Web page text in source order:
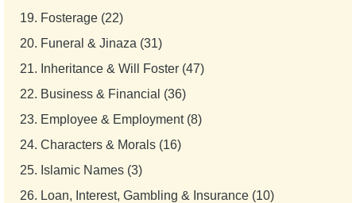
19. Fosterage (22)
20. Funeral & Jinaza (31)
21. Inheritance & Will Foster (47)
22. Business & Financial (36)
23. Employee & Employment (8)
24. Characters & Morals (16)
25. Islamic Names (3)
26. Loan, Interest, Gambling & Insurance (10)